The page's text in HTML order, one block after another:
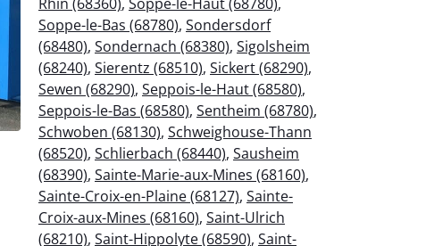
Soppe-le-Bas (68780), Sondersdorf
(68480), Sondernach (68380), Sigolsheim
(68240), Sierentz (68510), Sickert (68290),
Sewen (68290), Seppois-le-Haut (68580),
Seppois-le-Bas (68580), Sentheim (68780),
Schwoben (68130), Schweighouse-Thann
(68520), Schlierbach (68440), Sausheim
(68390), Sainte-Marie-aux-Mines (68160),
Sainte-Croix-en-Plaine (68127), Sainte-
Croix-aux-Mines (68160), Saint-Ulrich
(68210), Saint-Hippolyte (68590), Saint-